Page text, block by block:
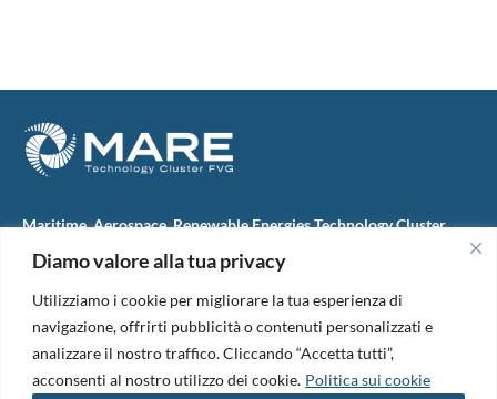
Diamo valore alla tua privacy
Utilizziamo i cookie per migliorare la tua esperienza di
navigazione, offrirti pubblicità o contenuti personalizzati e
analizzare il nostro traffico. Cliccando “Accetta tutti”,
acconsenti al nostro utilizzo dei cookie. Politica sui cookie
Maritime, Aerospace, Renewable Energies Technology Cluster
M.A.R.E. TC FVG S.c.ar.l.
34074 Monfalcone (Italy)
tel. +39 0481 723440
Codice Fiscale e Partita Iva: 01138620313
PEC:marefvg@legalmail.it
Codice univoco per i pagamenti: M5UXCR1